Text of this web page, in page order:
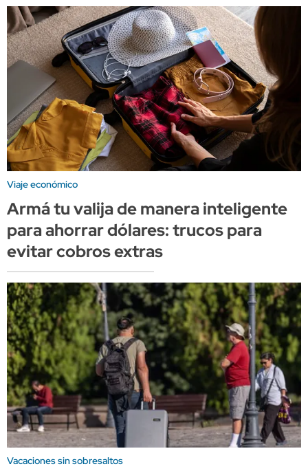
Viaje económico
Armá tu valija de manera inteligente
para ahorrar dólares: trucos para
evitar cobros extras
Vacaciones sin sobresaltos